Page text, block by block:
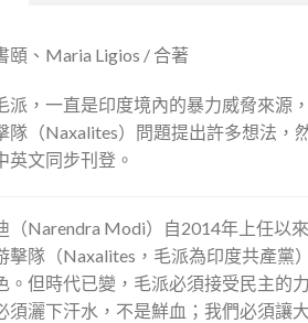
頤、Maria Ligios / 合著
派，一直是印度境內的暴力威脅來源
隊（Naxalites）問題提出許多想法
英文同步刊登。
（Narendra Modi）自2014年上任以
擊隊（Naxalites，毛派為印度共產黨
。但時代已變，毛派必須接受民主的
須灑下汗水，不是鮮血；我們必須讓